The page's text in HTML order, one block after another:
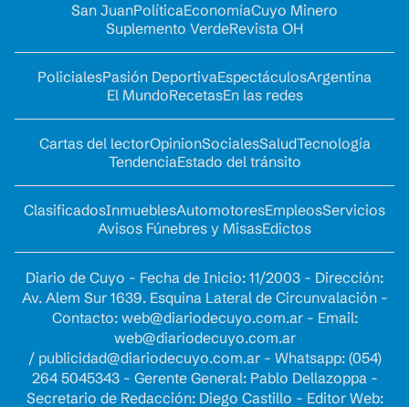
San JuanPolíticaEconomíaCuyo Minero
Suplemento VerdeRevista OH
PolicialesPasión DeportivaEspectáculosArgentina
El MundoRecetasEn las redes
Cartas del lectorOpinionSocialesSaludTecnología
TendenciaEstado del tránsito
ClasificadosInmueblesAutomotoresEmpleosServicios
Avisos Fúnebres y MisasEdictos
Diario de Cuyo - Fecha de Inicio: 11/2003 - Dirección:
Av. Alem Sur 1639. Esquina Lateral de Circunvalación -
Contacto: web@diariodecuyo.com.ar- Email:
web@diariodecuyo.com.ar
/ publicidad@diariodecuyo.com.ar- Whatsapp: (054)
264 5045343 - Gerente General: Pablo Dellazoppa -
Secretario de Redacción: Diego Castillo - Editor Web: